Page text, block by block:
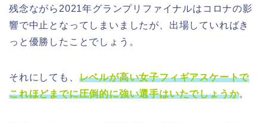
残念ながら2021年グランプリファイナルはコロナの影
響で中止となってしまいましたが、出場していればき
っと優勝したことでしょう。
それにしても、 レベルが高い女子フィギアスケートで
これほどまでに圧倒的に強い選手はいたでしょうか。